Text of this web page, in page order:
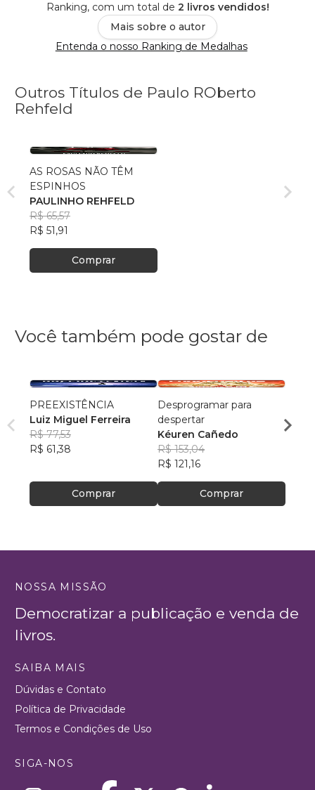
Ranking, com um total de 2 livros vendidos!
Mais sobre o autor
Entenda o nosso Ranking de Medalhas
Outros Títulos de Paulo ROberto
Rehfeld
AS ROSAS NÃO TÊM
ESPINHOS
PAULINHO REHFELD
R$ 65,57
R$ 51,91
Comprar
Você também pode gostar de
PREEXISTÊNCIA
Luiz Miguel Ferreira
R$ 77,53
R$ 61,38
Comprar
Desprogramar para
despertar
Kéuren Cañedo
R$ 153,04
R$ 121,16
Comprar
R$
NOSSA MISSÃO
Democratizar a publicação e venda de
livros.
SAIBA MAIS
Dúvidas e Contato
Política de Privacidade
Termos e Condições de Uso
SIGA-NOS